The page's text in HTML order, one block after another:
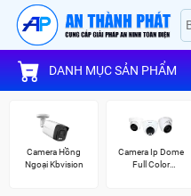
DANH MỤC SẢN PHẨM
Camera Hồng
Ngoại Kbvision
Camera Ip Dome
Full Color